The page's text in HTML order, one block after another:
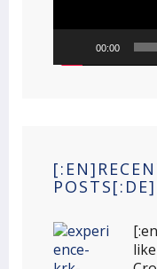
00:00